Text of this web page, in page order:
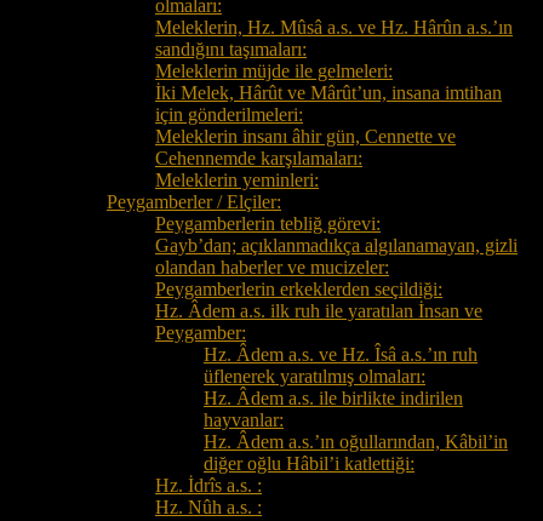
olmaları:
Meleklerin, Hz. Mûsâ a.s. ve Hz. Hârûn a.s.’ın
sandığını taşımaları:
Meleklerin müjde ile gelmeleri:
İki Melek, Hârût ve Mârût’un, insana imtihan
için gönderilmeleri:
Meleklerin insanı âhir gün, Cennette ve
Cehennemde karşılamaları:
Meleklerin yeminleri:
Peygamberler / Elçiler:
Peygamberlerin tebliğ görevi:
Gayb’dan; açıklanmadıkça algılanamayan, gizli
olandan haberler ve mucizeler:
Peygamberlerin erkeklerden seçildiği:
Hz. Âdem a.s. ilk ruh ile yaratılan İnsan ve
Peygamber:
Hz. Âdem a.s. ve Hz. Îsâ a.s.’ın ruh
üflenerek yaratılmış olmaları:
Hz. Âdem a.s. ile birlikte indirilen
hayvanlar:
Hz. Âdem a.s.’ın oğullarından, Kâbil’in
diğer oğlu Hâbil’i katlettiği:
Hz. İdrîs a.s. :
Hz. Nûh a.s. :